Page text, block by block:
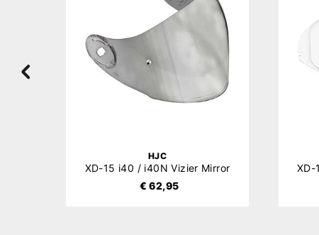
HJC
XD-15 i40 / i40N Vizier Mirror
€ 62,95